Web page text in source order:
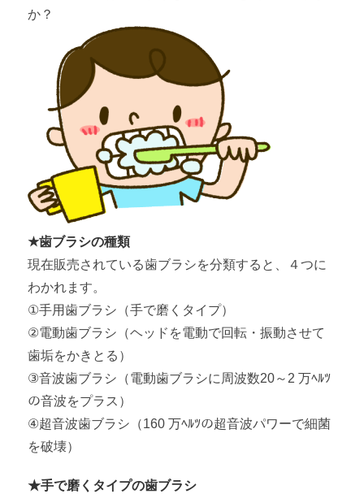
か？
★歯ブラシの種類
現在販売されている歯ブラシを分類すると、４つに
わかれます。
①手用歯ブラシ（手で磨くタイプ）
②電動歯ブラシ（ヘッドを電動で回転・振動させて
歯垢をかきとる）
③音波歯ブラシ（電動歯ブラシに周波数20～2 万ﾍﾙﾂ
の音波をプラス）
④超音波歯ブラシ（160 万ﾍﾙﾂの超音波パワーで細菌
を破壊）
★手で磨くタイプの歯ブラシ